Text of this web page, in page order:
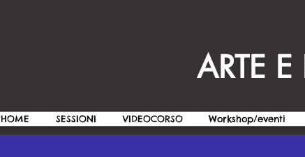
ARTE E
HOME SESSIONI VIDEOCORSO Workshop/eventi